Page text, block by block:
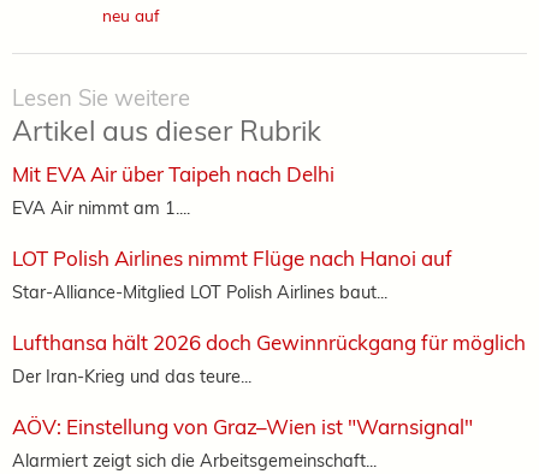
neu auf
Lesen Sie weitere
Artikel aus dieser Rubrik
Mit EVA Air über Taipeh nach Delhi
EVA Air nimmt am 1....
LOT Polish Airlines nimmt Flüge nach Hanoi auf
Star-Alliance-Mitglied LOT Polish Airlines baut...
Lufthansa hält 2026 doch Gewinnrückgang für möglich
Der Iran-Krieg und das teure...
AÖV: Einstellung von Graz–Wien ist "Warnsignal"
Alarmiert zeigt sich die Arbeitsgemeinschaft...